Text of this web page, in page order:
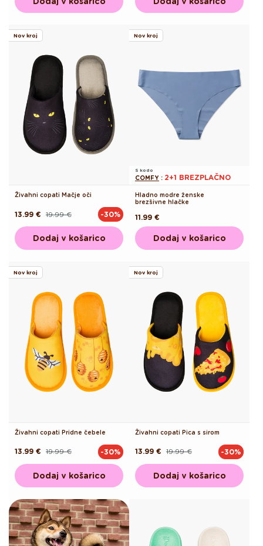
Nov kroj
Živahni copati Mačje oči
Redna
19.99 €
Akcijska
13.99 € -30%
Dodaj v košarico
Nov kroj
S kodo
COMFY : 2+1 BREZPLAČNO
Hladno modre ženske
brezšivne hlačke
Redna
cena
11.99 €
Dodaj v košarico
Nov kroj
Živahni copati Pridne čebele
Redna
19.99 €
Akcijska
13.99 € -30%
Dodaj v košarico
Nov kroj
Živahni copati Pica s sirom
Redna
19.99 €
Akcijska
13.99 € -30%
Dodaj v košarico